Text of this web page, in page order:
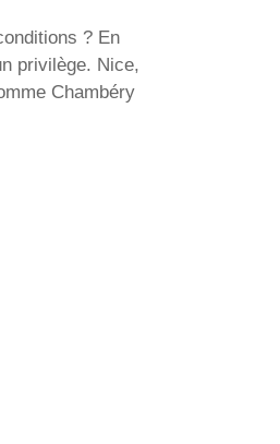
? En
privilège. Nice,
Chambéry